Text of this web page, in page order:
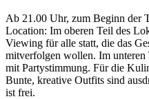
Ab 21.00 Uhr, zum Beginn der
Location: Im oberen Teil des
Viewing für alle statt, die das
mitverfolgen wollen. Im
mit Partystimmung. Für die
Bunte, kreative Outfits sind
ist frei.